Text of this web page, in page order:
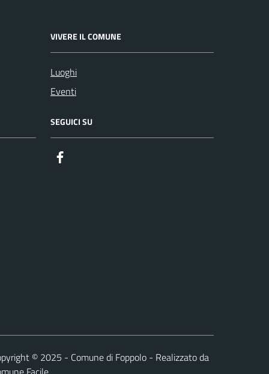
VIVERE IL COMUNE
Luoghi
Eventi
SEGUICI SU
© 2025 - Comune di Foppolo - Realizzato da